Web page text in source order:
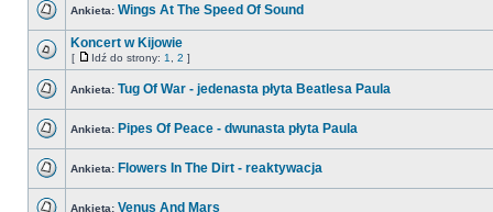
Ankieta: Wings At The Speed Of Sound
Koncert w Kijowie
[ Idź do strony: 1 2 ]
Ankieta: Tug Of War - jedenasta płyta Beatlesa Paula
Ankieta: Pipes Of Peace - dwunasta płyta Paula
Ankieta: Flowers In The Dirt - reaktywacja
Ankieta: Venus And Mars